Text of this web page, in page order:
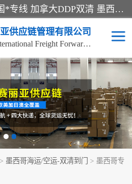
欧洲海运双清包税 美国*专线 加拿大DDP双清 墨西哥跨境空运 澳大利亚专线物流 跨境电商物流服务 国际快递到门服务 海运*渠道 一站式跨境物流解决方案 TikTok/SHEIN专线 电商平台FBA头程运输 国际铁路运输欧洲 UPS/DDHL/联邦快递跨境 美国双清到门物流 跨境*运输
供应链管理有限公司
Yiwu Celia International Freight Forwarding Co., Ltd
> 墨西哥海运/空运-双清到门
> 墨西哥专
欧洲卡航
到 澳大利亚海运/空运-双清
到门
到